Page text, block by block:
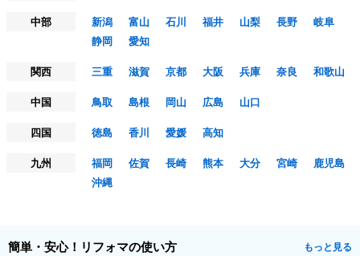
中部
新潟 富山 石川 福井 山梨 長野
岐阜
静岡
愛知
関西
三重 滋賀 京都 大阪 兵庫 奈良
和歌山
中国
鳥取 島根 岡山 広島
山口
四国
徳島 香川 愛媛
高知
九州
福岡 佐賀 長崎 熊本 大分 宮崎
鹿児島
沖縄
簡単・安心！リフォマの使い方 もっと見る